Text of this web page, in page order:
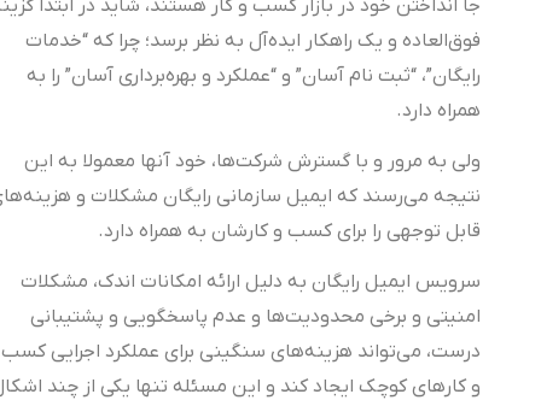
جا انداختن خود در بازار کسب و کار هستند، شاید در ابتدا گزینه‌
فوق‌العاده‌ و یک راهکار ایده‌آل به نظر برسد؛ چرا که “خدمات
رایگان”، “ثبت نام آسان” و “عملکرد و بهره‌برداری آسان” را به
همراه دارد.
ولی به مرور و با گسترش شرکت‌ها، خود آنها معمولا به این
نتیجه می‌رسند که ایمیل سازمانی رایگان مشکلات و هزینه‌های
قابل توجهی را برای کسب و کارشان به همراه دارد.
سرویس ایمیل رایگان به دلیل ارائه امکانات اندک، مشکلات
امنیتی و برخی محدودیت‌ها و عدم پاسخگویی و پشتیبانی
درست، می‌تواند هزینه‌های سنگینی برای عملکرد اجرایی کسب
و کارهای کوچک ایجاد کند و این مسئله تنها یکی از چند اشکال